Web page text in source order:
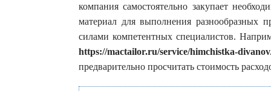
компания самостоятельно закупает
материал для выполнения разнообразных
силами компетентных специалистов.
https://mactailor.ru/service/himchistka-
предварительно просчитать стоимость